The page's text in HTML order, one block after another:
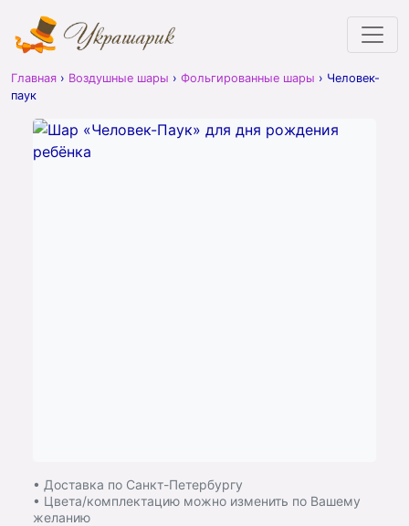
Главная › Воздушные шары › Фольгированные шары › Человек-
паук
• Доставка по Санкт-Петербургу
• Цвета/комплектацию можно изменить по Вашему
желанию